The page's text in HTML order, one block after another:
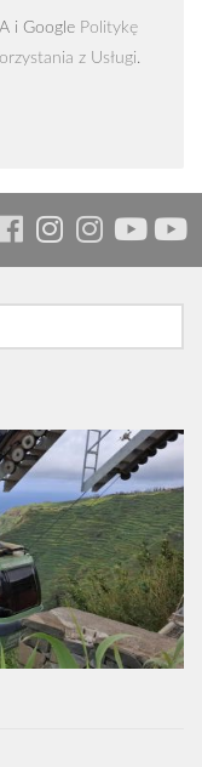
i Google Politykę
z Usługi.